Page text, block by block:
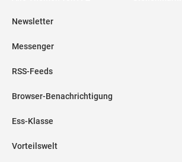
Newsletter
Messenger
RSS-Feeds
Browser-Benachrichtigung
Ess-Klasse
Vorteilswelt